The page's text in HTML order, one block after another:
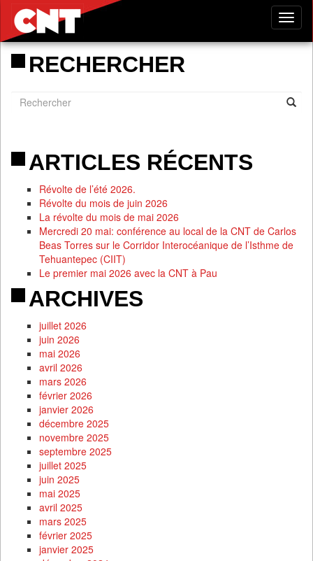
RECHERCHER
ARTICLES RÉCENTS
Révolte de l’été 2026.
Révolte du mois de juin 2026
La révolte du mois de mai 2026
Mercredi 20 mai: conférence au local de la CNT de Carlos
Beas Torres sur le Corridor Interocéanique de l’Isthme de
Tehuantepec (CIIT)
Le premier mai 2026 avec la CNT à Pau
ARCHIVES
juillet 2026
juin 2026
mai 2026
avril 2026
mars 2026
février 2026
janvier 2026
décembre 2025
novembre 2025
septembre 2025
juillet 2025
juin 2025
mai 2025
avril 2025
mars 2025
février 2025
janvier 2025